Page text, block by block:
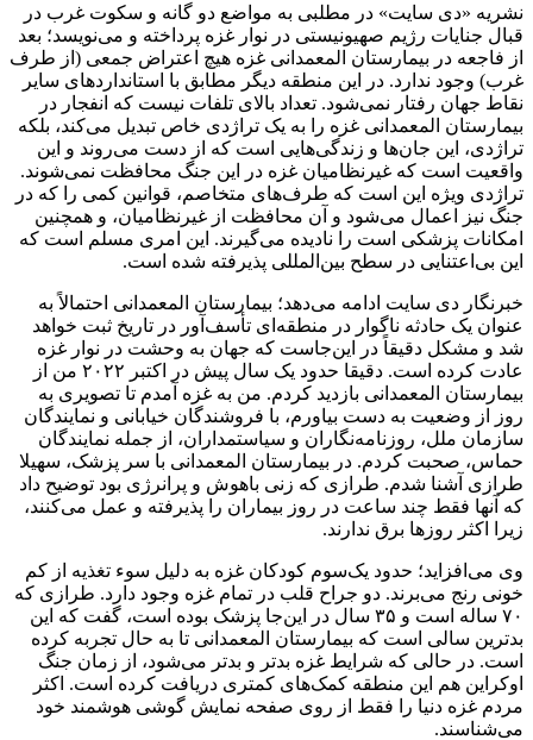
نشریه «دی سایت» در مطلبی به مواضع دو گانه و سکوت غرب در
قبال جنایات رژیم صهیونیستی در نوار غزه پرداخته و می‌نویسد؛ بعد
از فاجعه در بیمارستان المعمدانی غزه هیچ اعتراض جمعی (از طرف
غرب) وجود ندارد. در این منطقه دیگر مطابق با استانداردهای سایر
نقاط جهان رفتار نمی‌شود. تعداد بالای تلفات نیست که انفجار در
بیمارستان المعمدانی غزه را به یک تراژدی خاص تبدیل می‌کند، بلکه
تراژدی، این جان‌ها و زندگی‌هایی است که از دست می‌روند و این
واقعیت است که غیرنظامیان غزه در این جنگ محافظت نمی‌شوند.
تراژدی ویژه این است که طرف‌های متخاصم، قوانین کمی را که در
جنگ نیز اعمال می‌شود و آن محافظت از غیرنظامیان، و همچنین
امکانات پزشکی است را نادیده می‌گیرند. این امری مسلم است که
این بی‌اعتنایی در سطح بین‌المللی پذیرفته شده است.
خبرنگار دی سایت ادامه می‌دهد؛ بیمارستان المعمدانی احتمالاً به
عنوان یک حادثه ناگوار در منطقه‌ای تأسف‌آور در تاریخ ثبت خواهد
شد و مشکل دقیقاً در این‌جاست که جهان به وحشت در نوار غزه
عادت کرده است. دقیقا حدود یک سال پیش در اکتبر ۲۰۲۲ من از
بیمارستان المعمدانی بازدید کردم. من به غزه آمدم تا تصویری به
روز از وضعیت به دست بیاورم، با فروشندگان خیابانی و نمایندگان
سازمان ملل، روزنامه‌نگاران و سیاستمداران، از جمله نمایندگان
حماس، صحبت کردم. در بیمارستان المعمدانی با سر پزشک، سهیلا
طرازی آشنا شدم. طرازی که زنی باهوش و پرانرژی بود توضیح داد
که آنها فقط چند ساعت در روز بیماران را پذیرفته و عمل می‌کنند،
زیرا اکثر روزها برق ندارند.
وی می‌افزاید؛ حدود یک‌سوم کودکان غزه به دلیل سوء تغذیه از کم
خونی رنج می‌برند. دو جراح قلب در تمام غزه وجود دارد. طرازی که
۷۰ ساله است و ۳۵ سال در این‌جا پزشک بوده است، گفت که این
بدترین سالی است که بیمارستان المعمدانی تا به حال تجربه کرده
است. در حالی که شرایط غزه بدتر و بدتر می‌شود، از زمان جنگ
اوکراین هم این منطقه کمک‌های کمتری دریافت کرده است. اکثر
مردم غزه دنیا را فقط از روی صفحه نمایش گوشی هوشمند خود
می‌شناسند.